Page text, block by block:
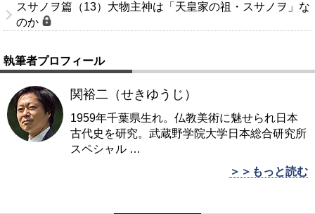
スサノヲ篇（13）大物主神は「天皇家の祖・スサノヲ」な
のか
執筆者プロフィール
関裕二（せきゆうじ）
1959年千葉県生れ。仏教美術に魅せられ日本
古代史を研究。武蔵野学院大学日本総合研究所
スペシャル …
＞＞もっと読む